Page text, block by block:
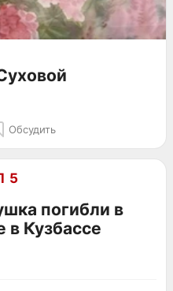
Обсудить
5
погибли в
в Кузбассе